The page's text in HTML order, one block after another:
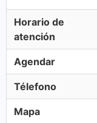
Horario de
atención
Agendar
Télefono
Mapa